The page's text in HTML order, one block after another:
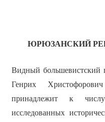
ЮРЮЗАНСКИЙ
Видный большевистский
Генрих
принадлежит к
исследованных